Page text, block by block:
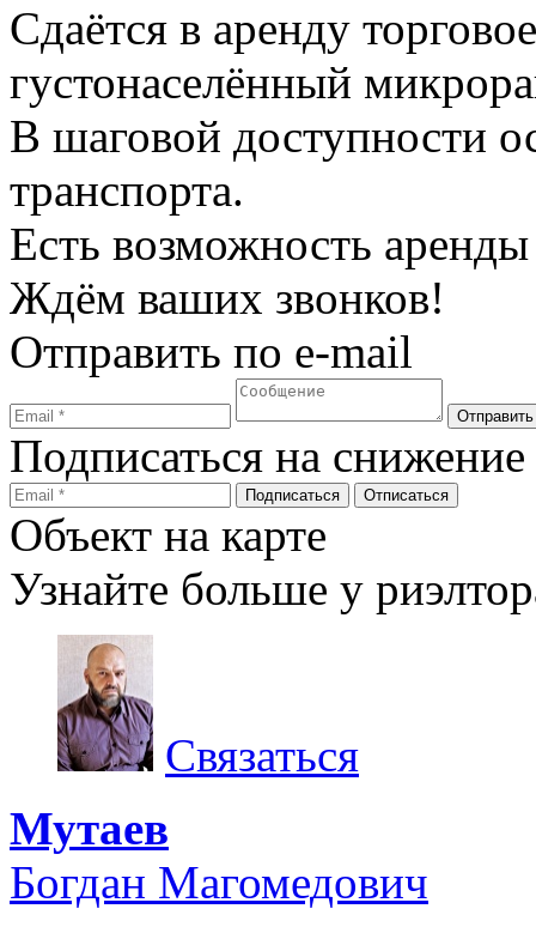
Сдаётся в аренду
густонаселённый
В шаговой доступности
транспорта.
Есть возможность
Ждём ваших звонков!
Отправить по e-mail
Подписаться на
Объект на карте
Узнайте больше у
Связаться
Мутаев
Богдан Магомедович